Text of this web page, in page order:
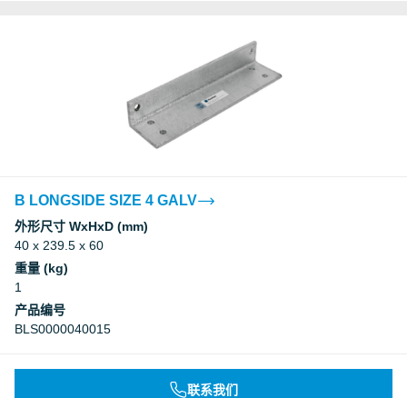
Underwriters Laboratories Inc.
Underwriters Laboratories Inc.
Underwriters Laboratories Inc.
Underwriters Laboratories Inc.
B LONGSIDE SIZE 4 GALV
外形尺寸 WxHxD (mm)
40 x 239.5 x 60
重量 (kg)
1
产品编号
BLS0000040015
联系我们